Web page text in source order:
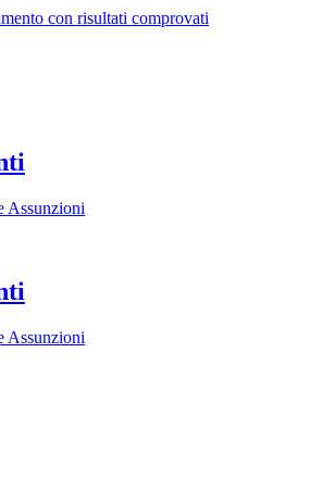
con risultati comprovati
Assunzioni
Assunzioni